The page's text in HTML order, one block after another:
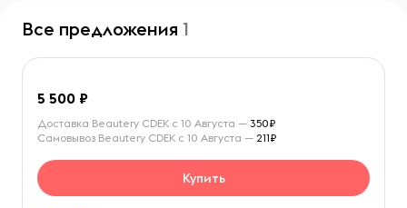
Все предложения 1
5 500
Доставка Beautery CDEK с 10 Августа — 350₽
Самовывоз Beautery CDEK с 10 Августа — 211₽
Купить